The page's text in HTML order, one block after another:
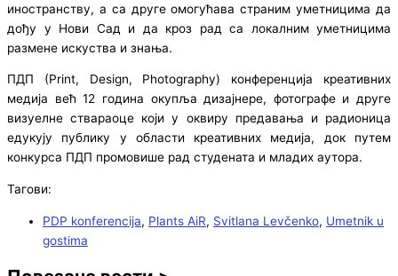
иностранству, а са друге омогућава страним уметницима да
дођу у Нови Сад и да кроз рад са локалним уметницима
размене искуства и знања.
ПДП (Print, Design, Photography) конференција креативних
медија већ 12 година окупља дизајнере, фотографе и друге
визуелне ствараоце који у оквиру предавања и радионица
едукују публику у области креативних медија, док путем
конкурса ПДП промовише рад студената и младих аутора.
Тагови:
PDP konferencija, Plants AiR, Svitlana Levčenko, Umetnik u
gostima